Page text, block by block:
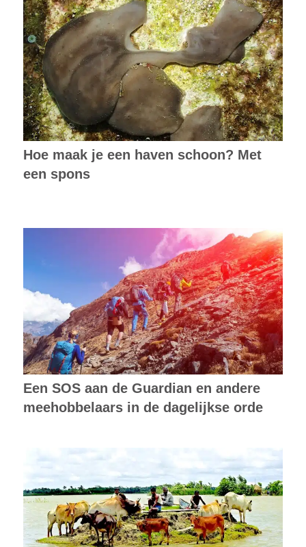
Hoe maak je een haven schoon? Met
een spons
Een SOS aan de Guardian en andere
meehobbelaars in de dagelijkse orde